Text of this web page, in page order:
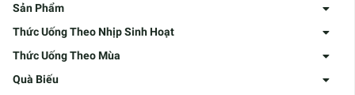
Sản Phẩm
Thức Uống Theo Nhịp Sinh Hoạt
Thức Uống Theo Mùa
Quà Biếu